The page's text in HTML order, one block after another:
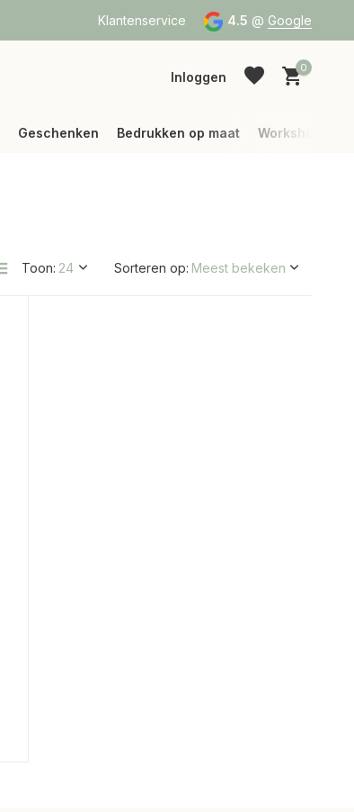
Vanaf 75 € betalen wij jouw verzending
Klantenservice 4.5 @ Google
Inloggen
0
Geschenken Bedrukken op maat Workshops
Toon: Sorteren op: